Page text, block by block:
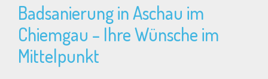
Badsanierung in Aschau im
Chiemgau – Ihre Wünsche im
Mittelpunkt